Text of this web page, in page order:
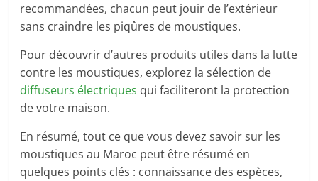
recommandées, chacun peut jouir de l’extérieur
sans craindre les piqûres de moustiques.
Pour découvrir d’autres produits utiles dans la lutte
contre les moustiques, explorez la sélection de
diffuseurs électriques qui faciliteront la protection
de votre maison.
En résumé, tout ce que vous devez savoir sur les
moustiques au Maroc peut être résumé en
quelques points clés : connaissance des espèces,